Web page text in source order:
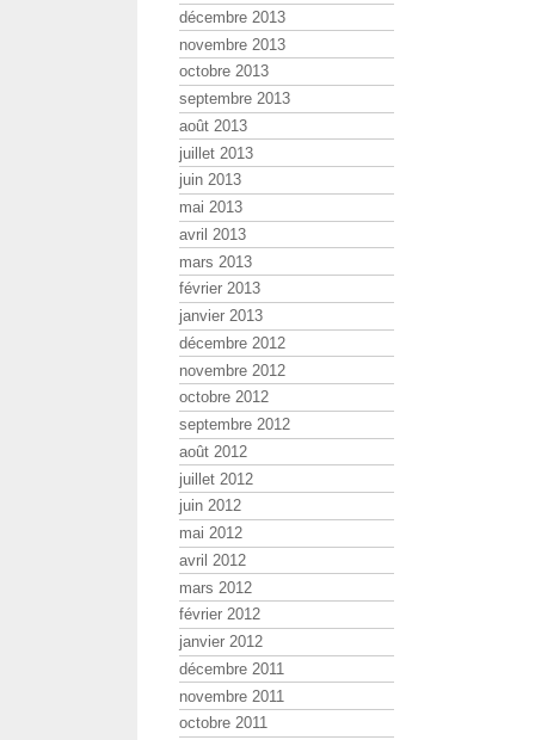
décembre 2013
novembre 2013
octobre 2013
septembre 2013
août 2013
juillet 2013
juin 2013
mai 2013
avril 2013
mars 2013
février 2013
janvier 2013
décembre 2012
novembre 2012
octobre 2012
septembre 2012
août 2012
juillet 2012
juin 2012
mai 2012
avril 2012
mars 2012
février 2012
janvier 2012
décembre 2011
novembre 2011
octobre 2011